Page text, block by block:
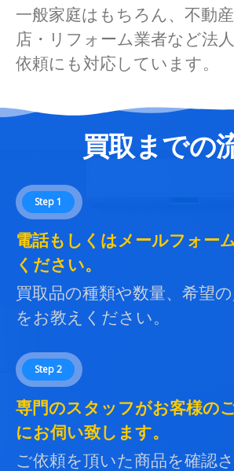
一般家庭はもちろん、不動
店・リフォーム業者など法
依頼にも対応しています。
買取までの
Step 1
電話もしくはメールフォー
ください。
買取品の種類や数量、希望
をお教えください。
Step 2
専門のスタッフがお客様の
にお伺い致します。
ご依頼を頂いた商品を確認